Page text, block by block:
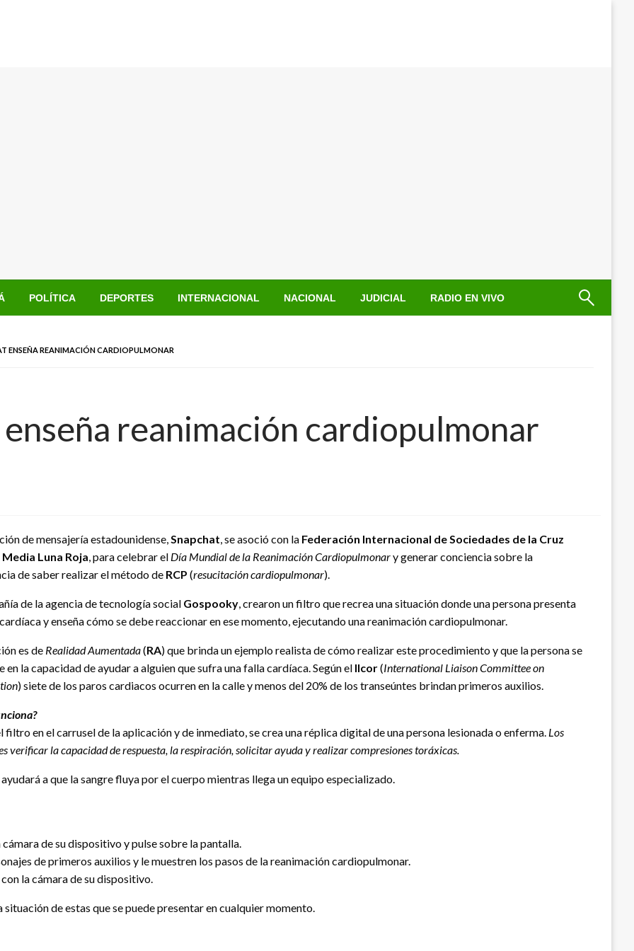
POLÍTICA DEPORTES INTERNACIONAL NACIONAL JUDICIAL RADIO EN VIVO
ENSEÑA REANIMACIÓN CARDIOPULMONAR
reanimación cardiopulmonar
de mensajería estadounidense,Snapchat, se asoció con la Federación Internacional de Sociedades de la Cruz
Media Luna Roja, para celebrar el Día Mundial de la Reanimación Cardiopulmonary generar conciencia sobre la
de saber realizar el método de RCP (resucitación cardiopulmonar).
de la agencia de tecnología social Gospooky, crearon un filtro que recrea una situación donde una persona presenta
y enseña cómo se debe reaccionar en ese momento, ejecutando una reanimación cardiopulmonar.
es de Realidad Aumentada(RA) que brinda un ejemplo realista de cómo realizar este procedimiento y que la persona se
en la capacidad de ayudar a alguien que sufra una falla cardíaca. Según el Ilcor(International Liaison Committee on
) siete de los paros cardiacos ocurren en la calle y menos del 20% de los transeúntes brindan primeros auxilios.
filtro en el carrusel de la aplicación y de inmediato, se crea una réplica digital de una persona lesionada o enferma. Los
verificar la capacidad de respuesta, la respiración, solicitar ayuda y realizar compresiones toráxicas.
a que la sangre fluya por el cuerpo mientras llega un equipo especializado.
de su dispositivo y pulse sobre la pantalla.
de primeros auxilios y le muestren los pasos de la reanimación cardiopulmonar.
la cámara de su dispositivo.
de estas que se puede presentar en cualquier momento.